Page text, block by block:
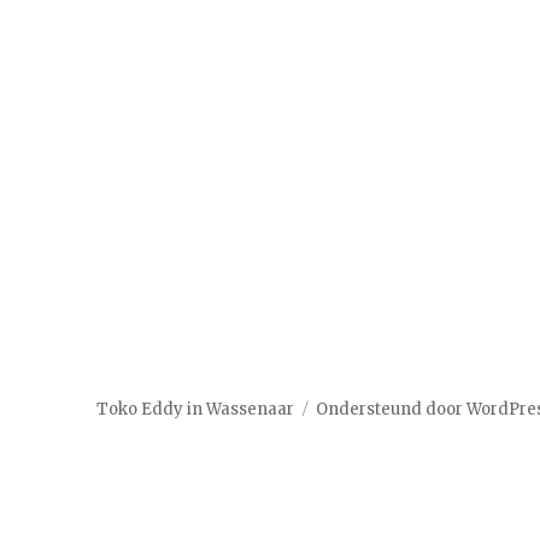
Toko Eddy in Wassenaar Ondersteund door